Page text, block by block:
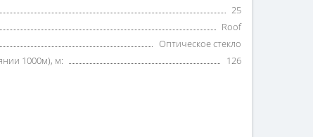
25
Roof
Оптическое стекло
1000м), м:
126